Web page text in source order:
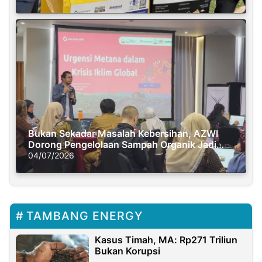
Bukan Sekadar Masalah Kebersihan, AZWI
Dorong Pengelolaan Sampah Organik Jadi
Solusi Krisis Iklim
04/07/2026
TAMBANG ENERGY
Kasus Timah, MA: Rp271 Triliun
Bukan Korupsi